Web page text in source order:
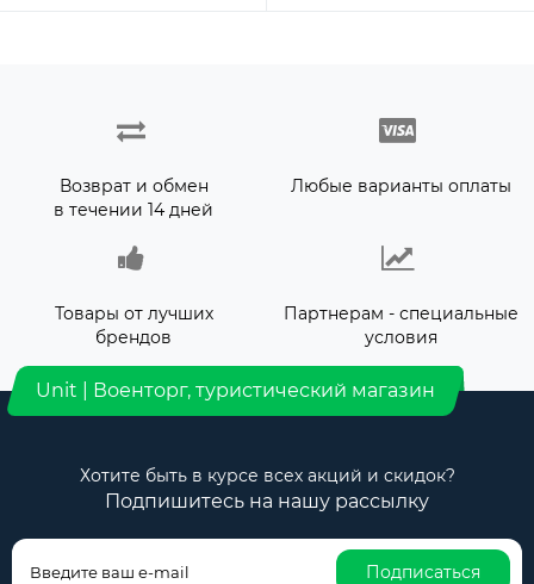
Возврат и обмен
в течении 14 дней
Любые варианты оплаты
Товары от лучших
брендов
Партнерам - специальные
условия
Unit | Военторг, туристический магазин
Хотите быть в курсе всех акций и скидок?
Подпишитесь на нашу рассылку
Подписаться